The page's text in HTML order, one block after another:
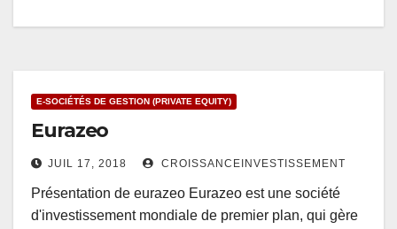
E-SOCIÉTÉS DE GESTION (PRIVATE EQUITY)
Eurazeo
JUIL 17, 2018 CROISSANCEINVESTISSEMENT
Présentation de eurazeo Eurazeo est une société
d'investissement mondiale de premier plan, qui gère